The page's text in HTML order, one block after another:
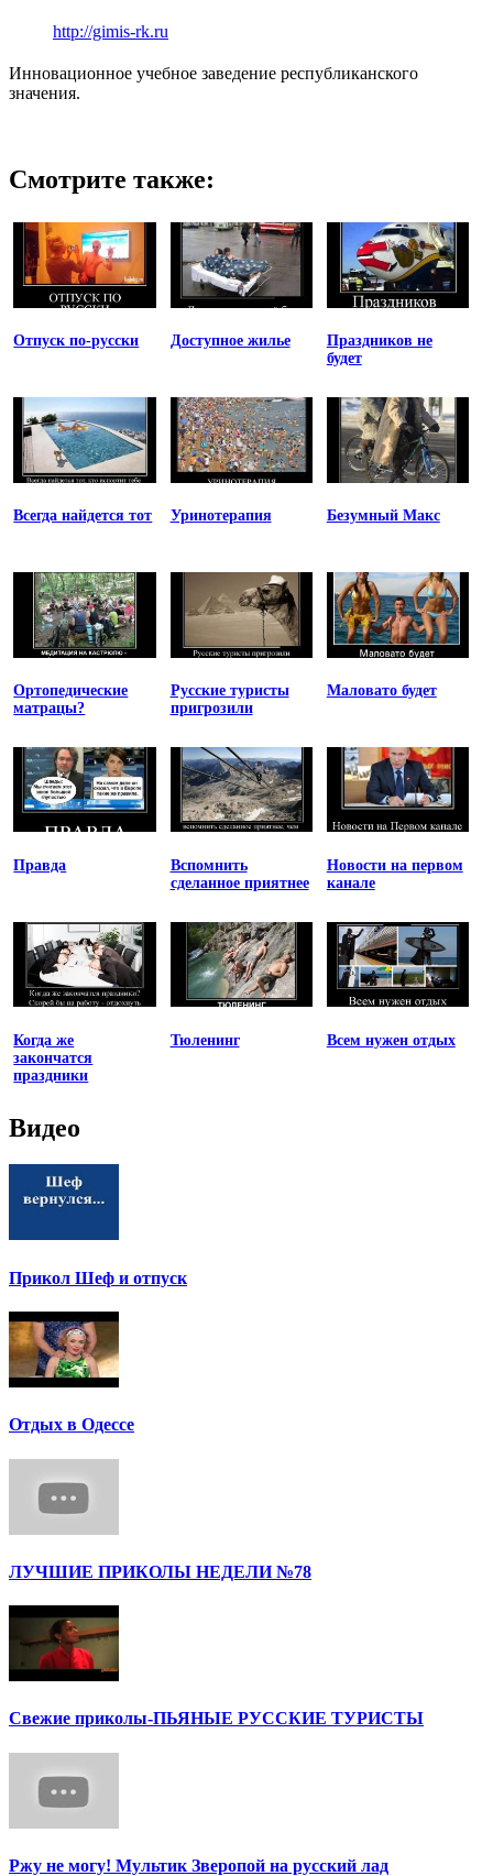
http://gimis-rk.ru
Инновационное учебное заведение республиканского
значения.
Смотрите также:
Отпуск по-русски Доступное жилье
Праздников не
будет
Всегда найдется тот Уринотерапия Безумный Макс
Ортопедические
матрацы?
Русские туристы
пригрозили
Маловато будет
Правда
Вспомнить
сделанное приятнее
Новости на первом
канале
Когда же
закончатся
праздники
Тюленинг Всем нужен отдых
Видео
Прикол Шеф и отпуск
Отдых в Одессе
ЛУЧШИЕ ПРИКОЛЫ НЕДЕЛИ №78
Cвежие приколы-ПЬЯНЫЕ РУССКИЕ ТУРИСТЫ
Ржу не могу! Мультик Зверопой на русский лад